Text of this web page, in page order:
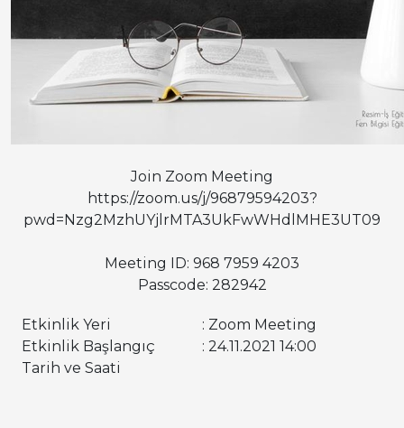
Join Zoom Meeting
https://zoom.us/j/96879594203?
pwd=Nzg2MzhUYjlrMTA3UkFwWHdlMHE3UT09
Meeting ID: 968 7959 4203
Passcode: 282942
Etkinlik Yeri
: Zoom Meeting
Etkinlik Başlangıç
Tarih ve Saati
: 24.11.2021 14:00